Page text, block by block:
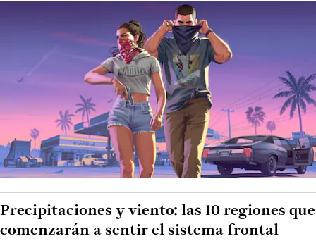
Precipitaciones y viento: las 10 regiones que
comenzarán a sentir el sistema frontal